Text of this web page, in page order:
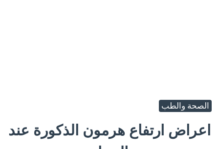
الصحة والطب
اعراض ارتفاع هرمون الذكورة عند